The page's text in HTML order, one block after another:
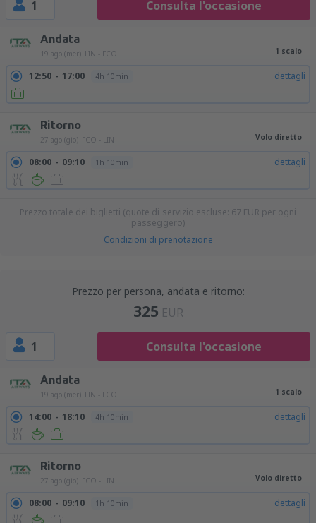
1 Consulta l'occasione
Andata
19 ago (mer) LIN - FCO 1 scalo
12:50 17:00 4h 10min dettagli
Ritorno
27 ago (gio) FCO - LIN Volo diretto
08:00 09:10 1h 10min dettagli
Prezzo totale dei biglietti (quote di servizio escluse: 67 EUR per ogni
passeggero)
Condizioni di prenotazione
Prezzo per persona, andata e ritorno:
325 EUR
1 Consulta l'occasione
Andata
19 ago (mer) LIN - FCO 1 scalo
14:00 18:10 4h 10min dettagli
Ritorno
27 ago (gio) FCO - LIN Volo diretto
08:00 09:10 1h 10min dettagli